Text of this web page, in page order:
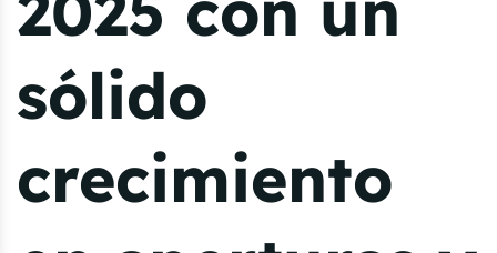
sólido
crecimiento